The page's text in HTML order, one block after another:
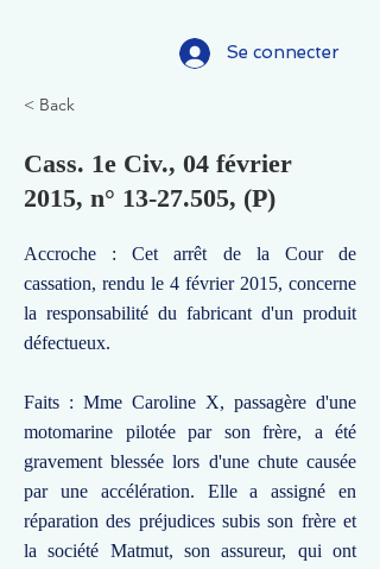
Se connecter
< Back
Cass. 1e Civ., 04 février
2015, n° 13-27.505, (P)
Accroche : Cet arrêt de la Cour de
cassation, rendu le 4 février 2015, concerne
la responsabilité du fabricant d'un produit
défectueux.
Faits : Mme Caroline X, passagère d'une
motomarine pilotée par son frère, a été
gravement blessée lors d'une chute causée
par une accélération. Elle a assigné en
réparation des préjudices subis son frère et
la société Matmut, son assureur, qui ont